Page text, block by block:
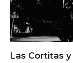
Las Cortitas